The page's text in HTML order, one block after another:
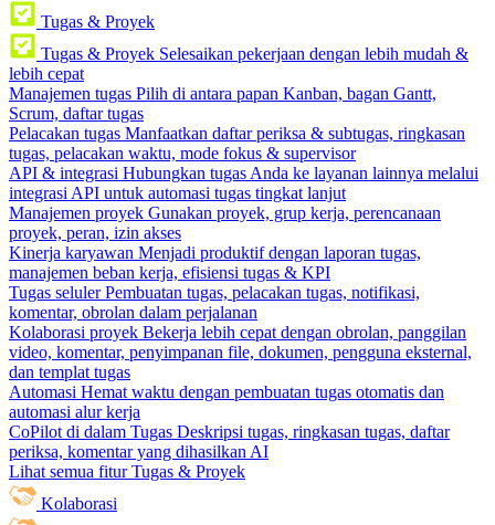
Tugas & Proyek
Tugas & Proyek Selesaikan pekerjaan dengan lebih mudah &
lebih cepat
Manajemen tugas Pilih di antara papan Kanban, bagan Gantt,
Scrum, daftar tugas
Pelacakan tugas Manfaatkan daftar periksa & subtugas, ringkasan
tugas, pelacakan waktu, mode fokus & supervisor
API & integrasi Hubungkan tugas Anda ke layanan lainnya melalui
integrasi API untuk automasi tugas tingkat lanjut
Manajemen proyek Gunakan proyek, grup kerja, perencanaan
proyek, peran, izin akses
Kinerja karyawan Menjadi produktif dengan laporan tugas,
manajemen beban kerja, efisiensi tugas & KPI
Tugas seluler Pembuatan tugas, pelacakan tugas, notifikasi,
komentar, obrolan dalam perjalanan
Kolaborasi proyek Bekerja lebih cepat dengan obrolan, panggilan
video, komentar, penyimpanan file, dokumen, pengguna eksternal,
dan templat tugas
Automasi Hemat waktu dengan pembuatan tugas otomatis dan
automasi alur kerja
CoPilot di dalam Tugas Deskripsi tugas, ringkasan tugas, daftar
periksa, komentar yang dihasilkan AI
Lihat semua fitur Tugas & Proyek
Kolaborasi